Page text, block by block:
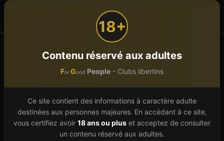
18+
Contenu réservé aux adultes
ForGood People - Clubs libertins
Ce site contient des informations à caractère adulte
destinées aux personnes majeures. En accédant à ce site,
vous certifiez avoir 18 ans ou plus et acceptez de consulter
un contenu réservé aux adultes.
Accueil Clubs SM et fétish Bourgogne-Franche-Comté
Club SM et fétishen
Bourgogne-Franche-Comté
Découvrez5 club sm et fétishs enBourgogne-
Franche-Comté. Parcourez par département ou